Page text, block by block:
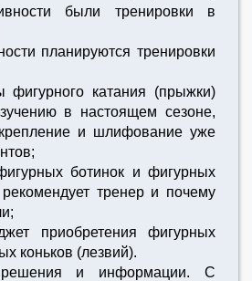
были тренировки в
планируются тренировки
фигурного катания (прыжки)
в настоящем сезоне,
и шлифование уже
ботинок и фигурных
рекомендует тренер и почему
приобретения фигурных
коньков (лезвий).
и информации. С